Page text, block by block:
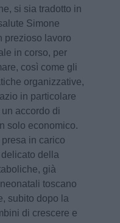
si sia tradotto in
Simone
prezioso lavoro
in corso, per
così come gli
organizzative,
in particolare
accordo di
solo economico.
in carico
della
già
toscano
subito dopo la
di crescere e